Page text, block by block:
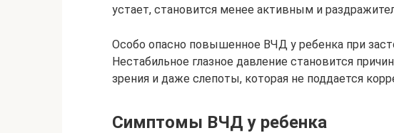
устает, становится менее активным и
Особо опасно повышенное ВЧД у ребенка при
Нестабильное глазное давление становится
зрения и даже слепоты, которая не поддается
Симптомы ВЧД у ребенка